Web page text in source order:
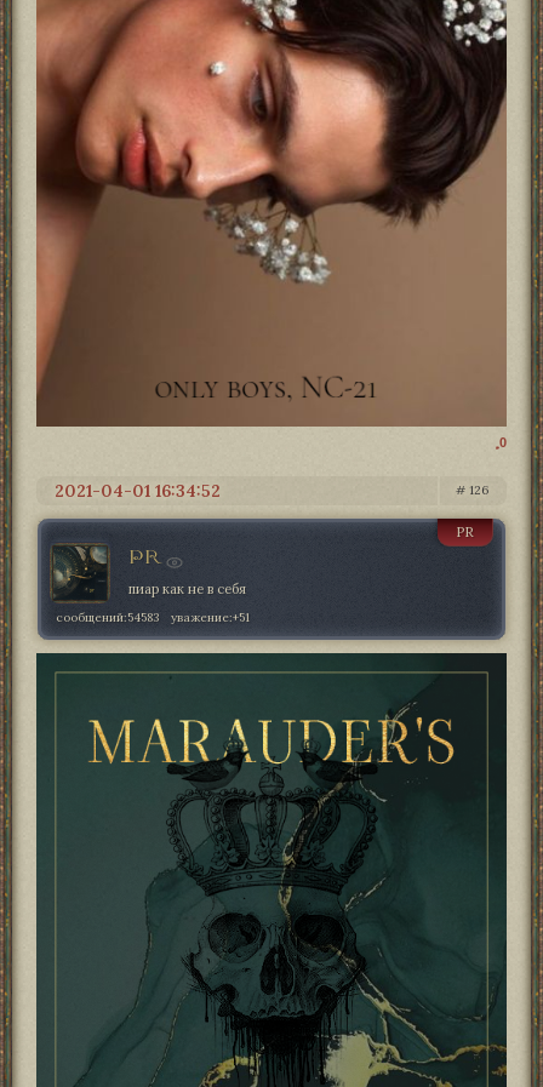
0
126
2021-04-01 16:34:52
PR
PR
пиар как не в себя
сообщений:54583 уважение:+51